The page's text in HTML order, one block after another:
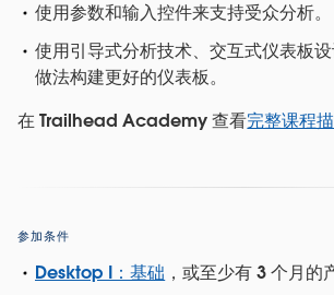
使用参数和输入控件来支持受众分析。
使用引导式分析技术、交互式仪表板
做法构建更好的仪表板。
在 Trailhead Academy 查看完整课程
参加条件
Desktop I：基础 ，或至少有 3 个月的